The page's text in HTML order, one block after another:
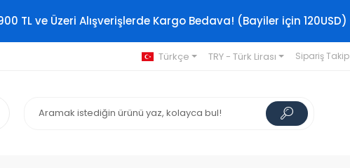
TL ve Üzeri Alışverişlerde Kargo Bedava! (Bayiler için 120USD)
Türkçe TRY - Türk Lirası Sipariş Takip